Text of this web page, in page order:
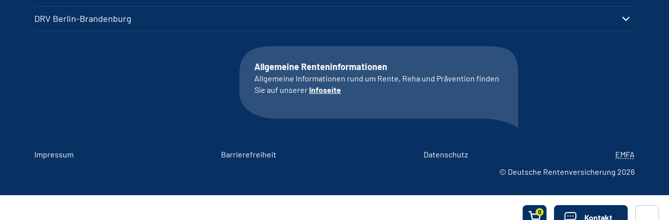
0
Kontakt
DRV Berlin-Brandenburg
Allgemeine Renteninformationen
Allgemeine Informationen rund um Rente, Reha und Prävention finden
Sie auf unserer Infoseite
Impressum Barrierefreiheit Datenschutz
EMFA
© Deutsche Rentenversicherung 2026